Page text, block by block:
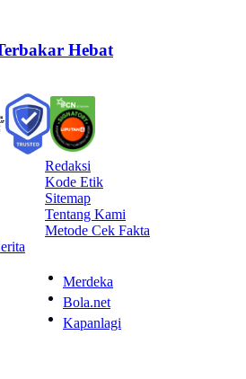
Hebat
Redaksi
Kode Etik
Sitemap
Tentang Kami
Metode Cek Fakta
Merdeka
Bola.net
Kapanlagi